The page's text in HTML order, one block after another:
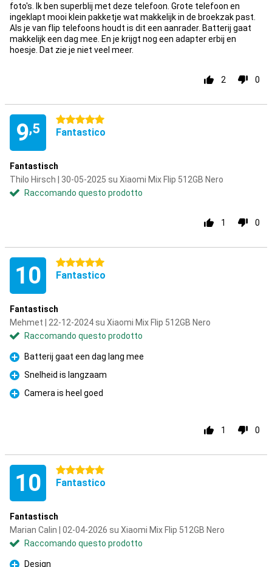
foto's. Ik ben superblij met deze telefoon. Grote telefoon en
ingeklapt mooi klein pakketje wat makkelijk in de broekzak past.
Als je van flip telefoons houdt is dit een aanrader. Batterij gaat
makkelijk een dag mee. En je krijgt nog een adapter erbij en
hoesje. Dat zie je niet veel meer.
2 0
9,5
5 stelle
Fantastico
Fantastisch
Thilo Hirsch | 30-05-2025 su Xiaomi Mix Flip 512GB Nero
Raccomando questo prodotto
1 0
10 5 stelle
Fantastico
Fantastisch
Mehmet | 22-12-2024 su Xiaomi Mix Flip 512GB Nero
Raccomando questo prodotto
Pro
Batterij gaat een dag lang mee
Pro
Snelheid is langzaam
Pro
Camera is heel goed
1 0
10 5 stelle
Fantastico
Fantastisch
Marian Calin | 02-04-2026 su Xiaomi Mix Flip 512GB Nero
Raccomando questo prodotto
Design